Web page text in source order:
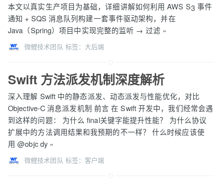
本文以真实生产项目为基础，详细讲解如何利用 AWS S3 事件
通知 + SQS 消息队列构建一套事件驱动架构，并在
Java（Spring）项目中实现完整的监听 → 过滤 »
微鲤技术团队 标签： 大后端
Swift 方法派发机制深度解析
深入理解 Swift 中的静态派发、动态派发与性能优化，对比
Objective-C 消息派发机制 前言 在 Swift 开发中，我们经常会遇
到这样的问题： 为什么 final关键字能提升性能？ 为什么协议
扩展中的方法调用结果和我预期的不一样？ 什么时候应该使
用 @objc dy »
微鲤技术团队 标签： 客户端